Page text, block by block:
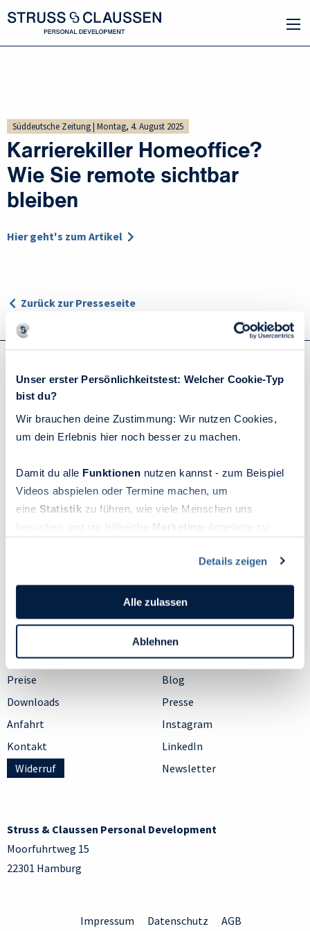
Unser erster Persönlichkeitstest: Welcher Cookie-Typ
bist du?
Wir brauchen deine Zustimmung: Wir nutzen Cookies,
um dein Erlebnis hier noch besser zu machen.
Damit du alle Funktionen nutzen kannst - zum Beispiel
Videos abspielen oder Termine machen, um
eine Statistik zu führen, wie viele Menschen uns
besuchen und um hilfreiche Marketing
-Angebote zu
Du kannst deine Einwilligung jederzeit widerrufen oder
Ecke des Bildschirms klickst. Lies mehr darüber, wie wir
Cookies und andere Technologien zur Erfassung
Details zeigen
Alle zulassen
Ablehnen
Süddeutsche Zeitung | Montag, 4. August 2025
Karrierekiller Homeoffice?
Wie Sie remote sichtbar
bleiben
Hier geht's zum Artikel
Zurück zur Presseseite
Sie haben Fragen? Wir helfen gerne weiter!
Für Schüler*innen
Für Studierende
Für Absolvent*innen
Beratung per Videochat
Philosophie
Unser Team
Engagement
Feedback
Jobs
Service
FAQ
Preise
Downloads
Anfahrt
Kontakt
Widerruf
News
Podcast
Blog
Presse
Instagram
LinkedIn
Newsletter
Struss & Claussen Personal Development
Moorfuhrtweg 15
22301 Hamburg
Impressum Datenschutz AGB